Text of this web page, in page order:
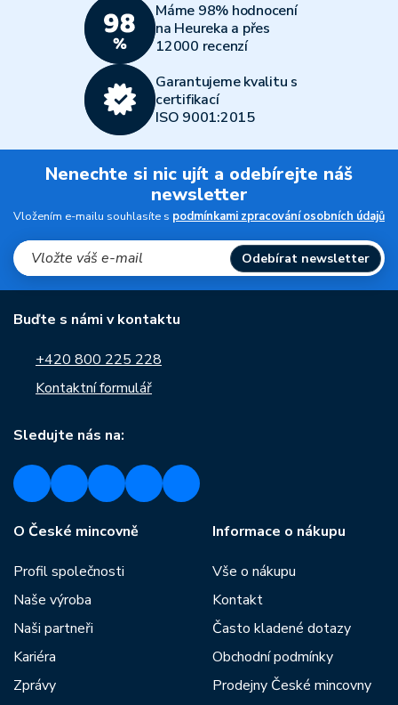
Máme 98% hodnocení
na Heureka a přes
12000 recenzí
Garantujeme kvalitu s
certifikací
ISO 9001:2015
Nenechte si nic ujít a odebírejte náš
newsletter
Vložením e-mailu souhlasíte s podmínkami zpracování osobních údajů
Odebírat newsletter
Buďte s námi v kontaktu
+420 800 225 228
Kontaktní formulář
Sledujte nás na:
O České mincovně
Profil společnosti
Naše výroba
Naši partneři
Kariéra
Zprávy
Informace o nákupu
Vše o nákupu
Kontakt
Často kladené dotazy
Obchodní podmínky
Prodejny České mincovny